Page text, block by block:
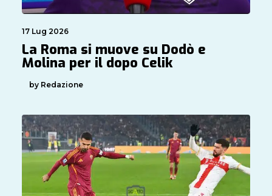
17 Lug 2026
La Roma si muove su Dodò e
Molina per il dopo Celik
by Redazione